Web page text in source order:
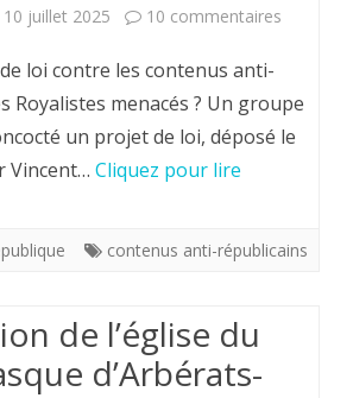
10 juillet 2025 10 commentaires
de
loi contre les contenus anti-
Royalistes menacés ? Un groupe
un projet de loi, déposé le
Vincent… Cliquez pour lire
contenus anti-républicains
de l’église du
d’Arbérats-